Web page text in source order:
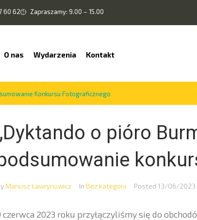
60 62 Zapraszamy: 9.00 – 15.00
O nas Wydarzenia Kontakt
Konkursu Fotograficznego
o pióro
Mariusz Ławrynowicz In Bez kategorii Posted 13/06/2023
czerwca 2023 roku przyłączyliśmy się do